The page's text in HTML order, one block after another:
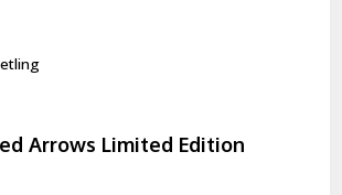
Arrows Limited Edition